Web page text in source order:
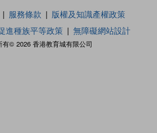
有© 2026 香港教育城有限公司
服務條款
版權及知識產權政策
進種族平等政策 無障礙網站設計